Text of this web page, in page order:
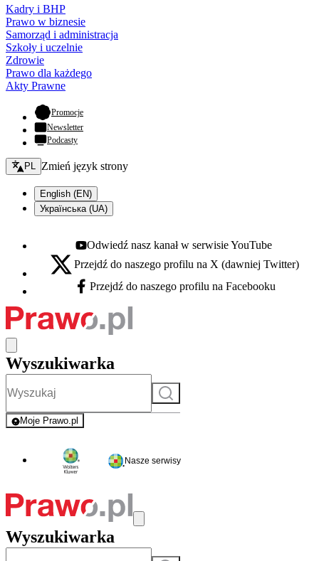
Kadry i BHP
Prawo w biznesie
Samorząd i administracja
Szkoły i uczelnie
Zdrowie
Prawo dla każdego
Akty Prawne
Promocje- otwiera się w nowej karcie
Newsletter
Podcasty
Zmień język - bieżący:
PL Zmień język strony
English (EN)
Українська (UA)
Youtube - otwiera się w nowej karcie
Odwiedź nasz kanał w serwisie YouTube
X - otwiera się w nowej karcie
Przejdź do naszego profilu na X (dawniej Twitter)
Facebook - otwiera się w nowej karcie
Przejdź do naszego profilu na Facebooku
Wyszukiwarka
Szukaj
Moje Prawo.pl
- rejestracja i logowanie do serwisu
Nasze serwisy
Wyszukiwarka